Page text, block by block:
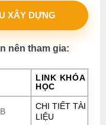
XÂY DỰNG
nên tham gia:
LINK KHÓA
HỌC
CHI TIẾT TÀI
LIỆU